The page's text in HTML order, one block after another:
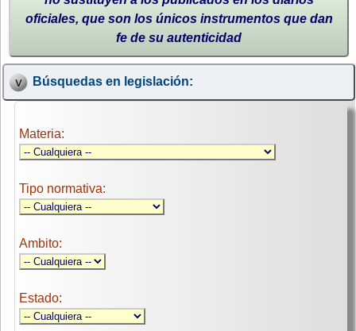
oficiales, que son los únicos instrumentos que dan
fe de su autenticidad
Búsquedas en legislación:
Materia:
Tipo normativa:
Ambito:
Estado: